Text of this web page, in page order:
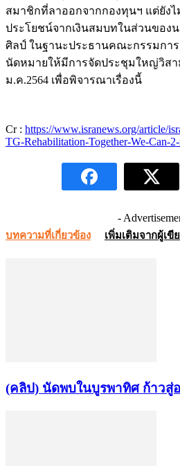
สมาชิกที่ลาออกจากกองทุนฯ แต่ยังไ
ประโยชน์จากเงินสมบทในส่วนของ
ศิลป์ ในฐานะประธานคณะกรรมการ
นัดหมายให้มีการจัดประชุมใหญ่วิส
ม.ค.2564 เพื่อพิจารณาเรื่องนี้
Cr : https://www.isranews.org/article/
TG-Rehabilitation-Together-We-Can-
-
บทความที่เกี่ยวข้อง เพิ่มเติมจากผู้เขี
(คลิป) นัดพบในบูรพาทิศ ก้าวสู่